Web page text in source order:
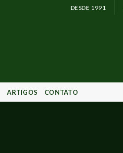
DESDE 1991
ARTIGOS CONTATO